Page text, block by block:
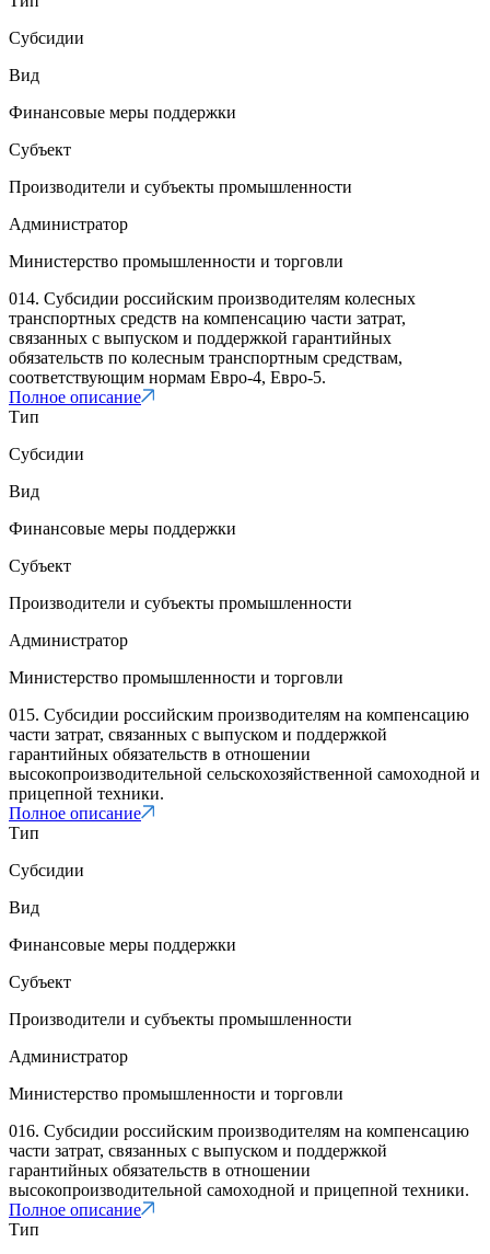
Субсидии
Вид
Финансовые меры поддержки
Субъект
Производители и субъекты промышленности
Администратор
Министерство промышленности и торговли
014. Субсидии российским производителям колесных
транспортных средств на компенсацию части затрат,
связанных с выпуском и поддержкой гарантийных
обязательств по колесным транспортным средствам,
соответствующим нормам Евро-4, Евро-5.
Полное описание
Тип
Субсидии
Вид
Финансовые меры поддержки
Субъект
Производители и субъекты промышленности
Администратор
Министерство промышленности и торговли
015. Субсидии российским производителям на компенсацию
части затрат, связанных с выпуском и поддержкой
гарантийных обязательств в отношении
высокопроизводительной сельскохозяйственной самоходной и
прицепной техники.
Полное описание
Тип
Субсидии
Вид
Финансовые меры поддержки
Субъект
Производители и субъекты промышленности
Администратор
Министерство промышленности и торговли
016. Субсидии российским производителям на компенсацию
части затрат, связанных с выпуском и поддержкой
гарантийных обязательств в отношении
высокопроизводительной самоходной и прицепной техники.
Полное описание
Тип